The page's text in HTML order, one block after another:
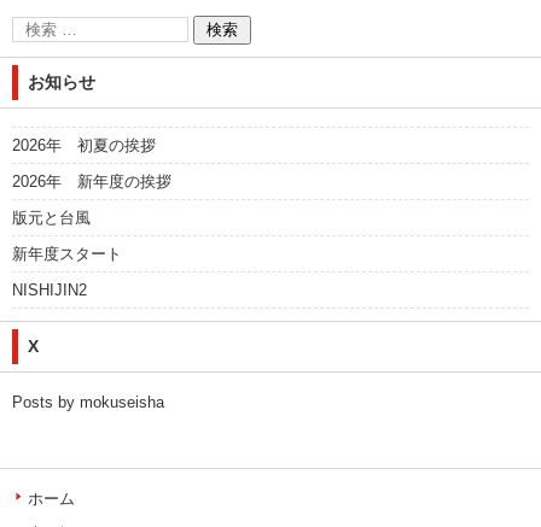
お知らせ
2026年 初夏の挨拶
2026年 新年度の挨拶
版元と台風
新年度スタート
NISHIJIN2
X
Posts by mokuseisha
ホーム